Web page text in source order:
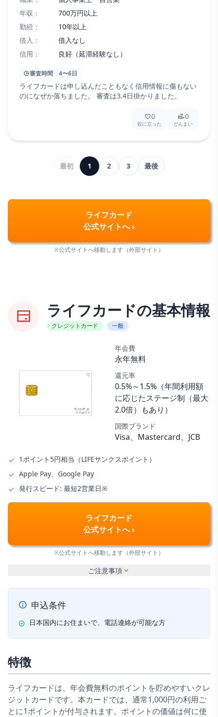
年収：
700万円以上
勤続：
10年以上
借入：
借入なし
信用：
良好（延滞経験なし）
審査時間 4〜6日
ライフカードは申し込んだこともなく信用情報に傷もない
のになぜか落ちました。 審査は3.4日掛かりました。
0
役に立った
0
どんまい
最初 1 2 3 最後
ライフカード
公式サイトへ ›
※公式サイトへ移動します（外部サイト）
ライフカードの基本情報
クレジットカード 一般
年会費
永年無料
還元率
0.5%～1.5%（年間利用額
に応じたステージ制（最大
2.0倍）もあり）
国際ブランド
Visa、Mastercard、JCB
1ポイント5円相当（LIFEサンクスポイント）
Apple Pay、Google Pay
発行スピード: 最短2営業日※
ライフカード
公式サイトへ ›
※公式サイトへ移動します（外部サイト）
ご注意事項
申込条件
日本国内にお住まいで、電話連絡が可能な方
特徴
ライフカードは、年会費無料のポイントを貯めやすいクレ
ジットカードです。本カードでは、通常1,000円の利用ご
とに1ポイントが付与されます。ポイントの価値は何に使